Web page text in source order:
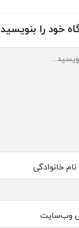
خود را بنویسید
نام خانوادگی
وب‌سایت